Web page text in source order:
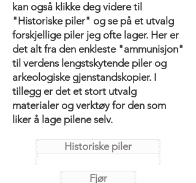
kan også klikke deg videre til
"Historiske piler" og se på et utvalg
forskjellige piler jeg ofte lager. Her er
det alt fra den enkleste "ammunisjon"
til verdens lengstskytende piler og
arkeologiske gjenstandskopier. I
tillegg er det et stort utvalg
materialer og verktøy for den som
liker å lage pilene selv.
Historiske piler
Fjør